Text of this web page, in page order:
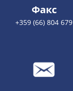
Факс
+359 (66) 804 679